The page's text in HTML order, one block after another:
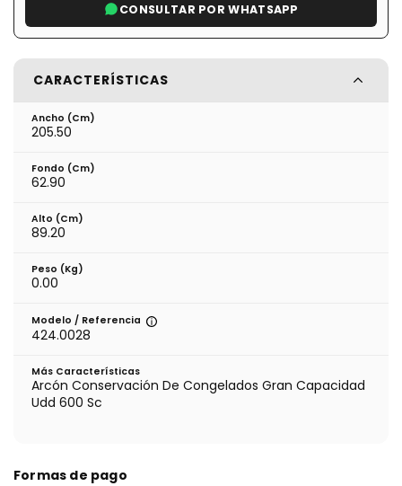
CONSULTAR POR WHATSAPP
CARACTERÍSTICAS
Ancho (cm)
205.50
Fondo (cm)
62.90
Alto (cm)
89.20
Peso (kg)
0.00
Modelo / Referencia
424.0028
Más Características
Arcón Conservación De Congelados Gran Capacidad
Udd 600 Sc
Formas de pago